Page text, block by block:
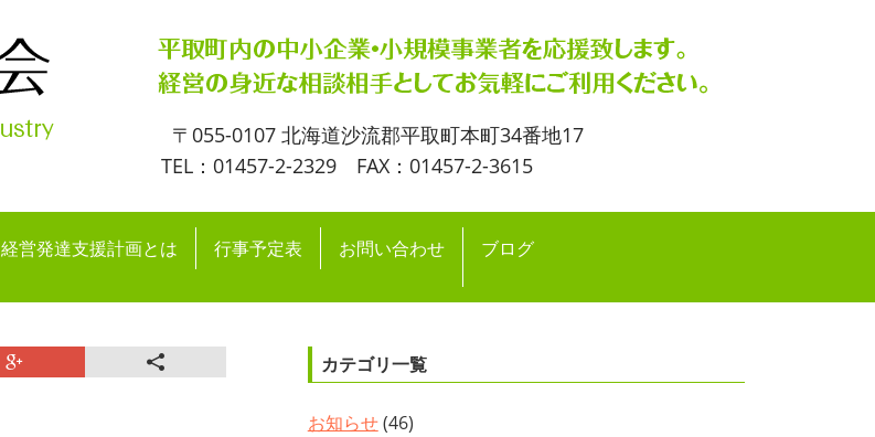
〒055-0107 北海道沙流郡平取町本町34番地17
TEL：01457-2-2329 FAX：01457-2-3615
経営発達支援計画とは 行事予定表 お問い合わせ ブログ
カテゴリ一覧
お知らせ(46)